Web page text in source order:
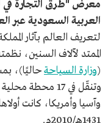
معرض "طرق التجارة في
العربية السعودية عبر
لتعريف العالم بآثار
الممتد لآلاف السنين،
(وزارة السياحةحاليًا)،
وتنقّل في 17
وآسيا وأمريكا، كانت
1431هـ/2010م.